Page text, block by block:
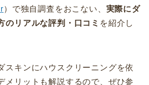
）で独自調査をおこない、 実際にダ
のリアルな評判・口コミ を紹介し
スキンにハウスクリーニングを依
メリットも解説するので、ぜひ参